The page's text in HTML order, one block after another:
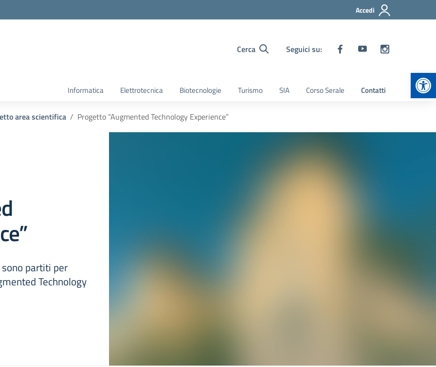
Accedi
Cerca Seguici su:
Informatica Elettrotecnica Biotecnologie Turismo SIA Corso Serale Contatti
area scientifica Progetto “Augmented Technology Experience”
partiti per
Technology